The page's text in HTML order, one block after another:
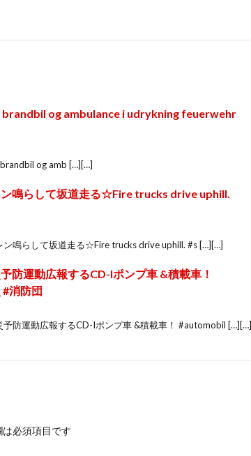
brandbil og ambulance i udrykning feuerwehr
brandbil og amb […][…]
鳴らして坂道走る☆Fire trucks drive uphill.
ン鳴らして坂道走る☆Fire trucks drive uphill. #s […][…]
防運動広報するCD-Iポンプ車 &積載車！
消防団
防運動広報するCD-Iポンプ車 &積載車！ #automobil […][…]
必須項目です